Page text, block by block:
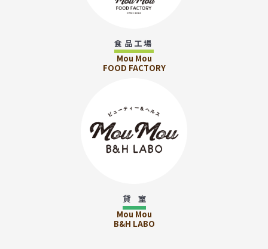
食品工場
Mou Mou
FOOD FACTORY
貸 室
Mou Mou
B&H LABO